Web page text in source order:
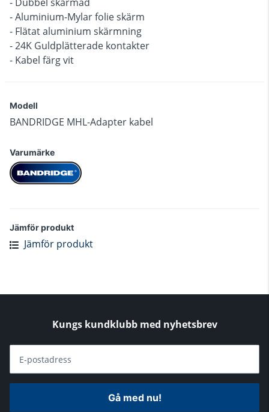
- Aluminium-Mylar folie skärm
- Flätat aluminium skärmning
- 24K Guldplätterade kontakter
- Kabel färg vit
Modell
BANDRIDGE MHL-Adapter kabel
Varumärke
Jämför produkt
Jämför produkt
Kungs kundklubb med nyhetsbrev
E-postadress
Gå med nu!